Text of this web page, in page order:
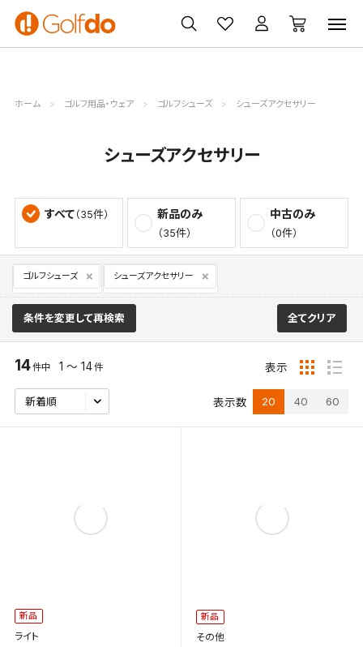
ゴルフ
クラブ
ゴルフ用品
買取
無料査定
クーポン
一覧
ホーム ゴルフ用品・ウェア ゴルフシューズ シューズアクセサリー
シューズアクセサリー
すべて（35件） 新品のみ
（35件）
中古のみ
（0件）
ゴルフシューズ シューズアクセサリー
条件を変更して再検索 全てクリア
14件中 1 ～ 14件 表示
表示数 20 40 60
新品
ライト
新品
その他